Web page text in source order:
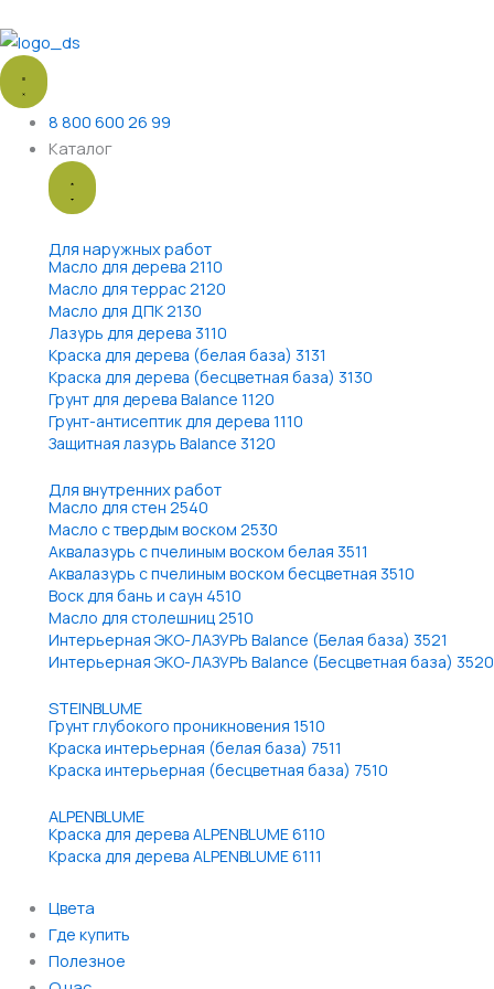
к
содержимому
8 800 600 26 99
Каталог
Для наружных работ
Масло для дерева 2110
Масло для террас 2120
Масло для ДПК 2130
Лазурь для дерева 3110
Краска для дерева (белая база) 3131
Краска для дерева (бесцветная база) 3130
Грунт для дерева Balance 1120
Грунт-антисептик для дерева 1110
Защитная лазурь Balance 3120
Для внутренних работ
Масло для стен 2540
Масло с твердым воском 2530
Аквалазурь с пчелиным воском белая 3511
Аквалазурь с пчелиным воском бесцветная 3510
Воск для бань и саун 4510
Масло для столешниц 2510
Интерьерная ЭКО-ЛАЗУРЬ Balance (Белая база) 3521
Интерьерная ЭКО-ЛАЗУРЬ Balance (Бесцветная база) 3520
STEINBLUME
Грунт глубокого проникновения 1510
Краска интерьерная (белая база) 7511
Краска интерьерная (бесцветная база) 7510
ALPENBLUME
Краска для дерева ALPENBLUME 6110
Краска для дерева ALPENBLUME 6111
Цвета
Где купить
Полезное